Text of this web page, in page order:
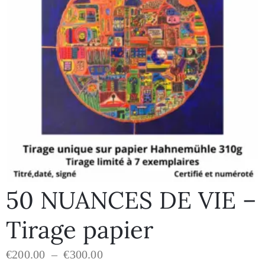
50 NUANCES DE VIE –
Tirage papier
€200.00 – €300.00